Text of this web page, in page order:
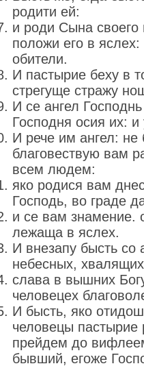
родити ей:
и роди Сына своего
положи его в
обители.
И пастырие беху в
стрегуще стражу
И се ангел
Господня осия их:
И рече им ангел: не
благовествую вам
всем людем:
яко родися вам
Господь, во граде
и се вам знамение.
лежаща в яслех.
И внезапу бысть со
небесных,
слава в вышних
человецех
И бысть, яко
человецы пастырие
прейдем до
бывший, егоже